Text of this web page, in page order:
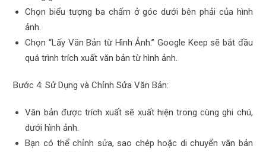
Chọn biểu tượng ba chấm ở góc dưới bên phải của hình
ảnh.
Chọn “Lấy Văn Bản từ Hình Ảnh.” Google Keep sẽ bắt đầu
quá trình trích xuất văn bản từ hình ảnh.
Bước 4: Sử Dụng và Chỉnh Sửa Văn Bản:
Văn bản được trích xuất sẽ xuất hiện trong cùng ghi chú,
dưới hình ảnh.
Bạn có thể chỉnh sửa, sao chép hoặc di chuyển văn bản